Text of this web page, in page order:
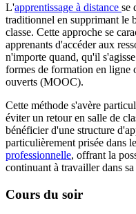
L'apprentissage à distance se
traditionnel en supprimant le
classe. Cette approche se
apprenants d'accéder aux
n'importe quand, qu'il
formes de formation en ligne
ouverts (MOOC).
Cette méthode s'avère
éviter un retour en salle de
bénéficier d'une structure
particulièrement prisée dans
professionnelle, offrant la
continuant à travailler dans
Cours du soir